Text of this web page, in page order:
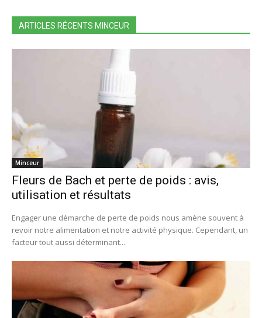
ARTICLES RÉCENTS MINCEUR
Minceur
Fleurs de Bach et perte de poids : avis,
utilisation et résultats
Engager une démarche de perte de poids nous amène souvent à
revoir notre alimentation et notre activité physique. Cependant, un
facteur tout aussi déterminant...